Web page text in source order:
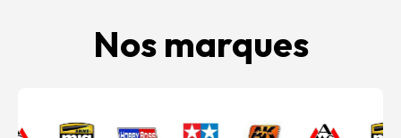
Nos marques